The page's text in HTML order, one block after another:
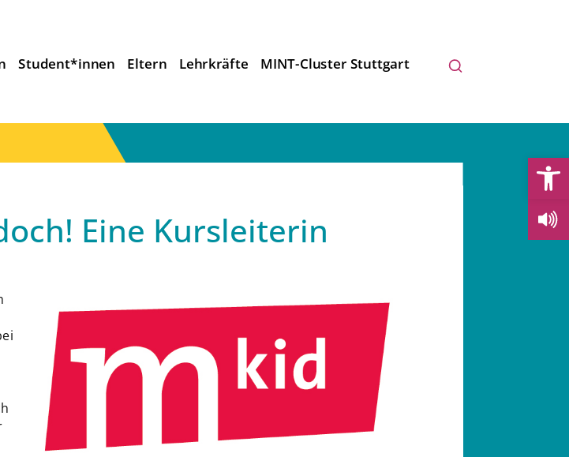
Student*innen Eltern Lehrkräfte MINT-Cluster Stuttgart
Eine Kursleiterin